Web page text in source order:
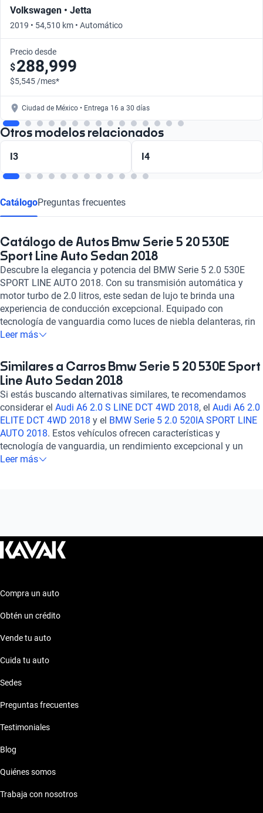
Volkswagen • Jetta
2019 • 54,510 km • Automático
Precio desde
$288,999
$5,545 /mes*
Ciudad de México • Entrega 16 a 30 días
Otros modelos relacionados
I3 I4
CatálogoPreguntas frecuentes
Catálogo de Autos Bmw Serie 5 20 530E
Sport Line Auto Sedan 2018
Descubre la elegancia y potencia del BMW Serie 5 2.0 530E
SPORT LINE AUTO 2018. Con su transmisión automática y
motor turbo de 2.0 litros, este sedan de lujo te brinda una
experiencia de conducción excepcional. Equipado con
tecnología de vanguardia como luces de niebla delanteras, rin
de aleación de 18 pulgadas y sistema Run Flat, cada detalle
características premium como asientos de cuero, sistema de
navegación GPS, Apple CarPlay y control de crucero. Con una
calificación destacada en confort y seguridad, este BMW Serie
5 es la combinación perfecta de estilo y rendimiento.
Experimenta la excelencia en cada viaje con este vehículo que
te llevará a otro nivel. ¡Haz tuya la carretera con el BMW Serie 5
2.0 530E SPORT LINE AUTO 2018!
Leer más
Similares a Carros Bmw Serie 5 20 530E Sport
Line Auto Sedan 2018
Si estás buscando alternativas similares, te recomendamos
considerar el Audi A6 2.0 S LINE DCT 4WD 2018, el Audi A6 2.0
ELITE DCT 4WD 2018 y el BMW Serie 5 2.0 520IA SPORT LINE
AUTO 2018. Estos vehículos ofrecen características y
tecnología de vanguardia, un rendimiento excepcional y un
diseño elegante que seguramente te cautivarán. Explora estas
Leer más
Compra un auto
Obtén un crédito
Vende tu auto
Cuida tu auto
Sedes
Preguntas frecuentes
Testimoniales
Blog
Quiénes somos
Trabaja con nosotros